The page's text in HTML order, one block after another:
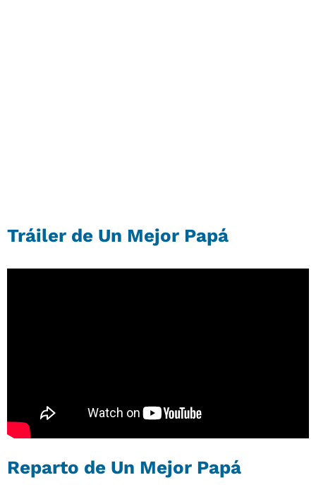
Tráiler de Un Mejor Papá
Reparto de Un Mejor Papá